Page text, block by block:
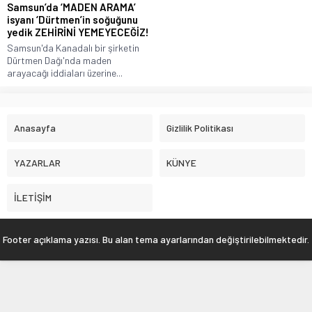
Samsun’da ‘MADEN ARAMA’
isyanı ‘Dürtmen’in soğuğunu
yedik ZEHİRİNİ YEMEYECEĞİZ!
Samsun'da Kanadalı bir şirketin
Dürtmen Dağı'nda maden
arayacağı iddiaları üzerine...
Anasayfa Gizlilik Politikası
YAZARLAR KÜNYE
İLETİŞİM
Footer açıklama yazısı. Bu alan tema ayarlarından değiştirilebilmektedir.